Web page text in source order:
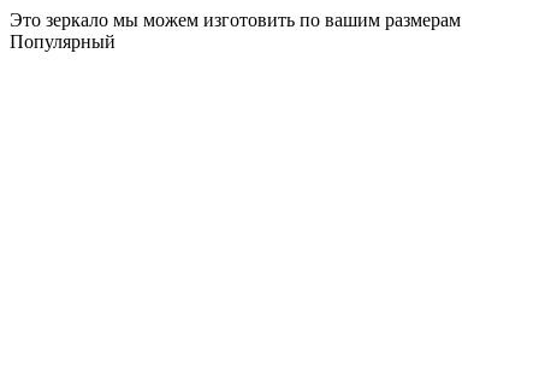
Это зеркало мы можем изготовить по вашим размерам
Популярный